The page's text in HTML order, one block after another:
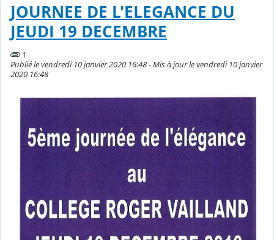
JOURNEE DE L'ELEGANCE DU
JEUDI 19 DECEMBRE
1
Publié le vendredi 10 janvier 2020 16:48 - Mis à jour le vendredi 10 janvier
2020 16:48